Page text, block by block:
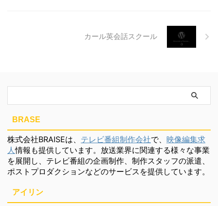
カール英会話スクール
BRASE
株式会社BRAISEは、 テレビ番組制作会社で、 映像編集求
人情報も提供しています。放送業界に関連する様々な事業
を展開し、テレビ番組の企画制作、制作スタッフの派遣、
ポストプロダクションなどのサービスを提供しています。
アイリン